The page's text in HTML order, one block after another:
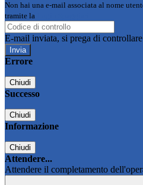
Non hai una e-mail associata al nome
tramite la
E-mail inviata, si prega di
Errore
Chiudi
Successo
Chiudi
Informazione
Chiudi
Attendere...
Attendere il completamento